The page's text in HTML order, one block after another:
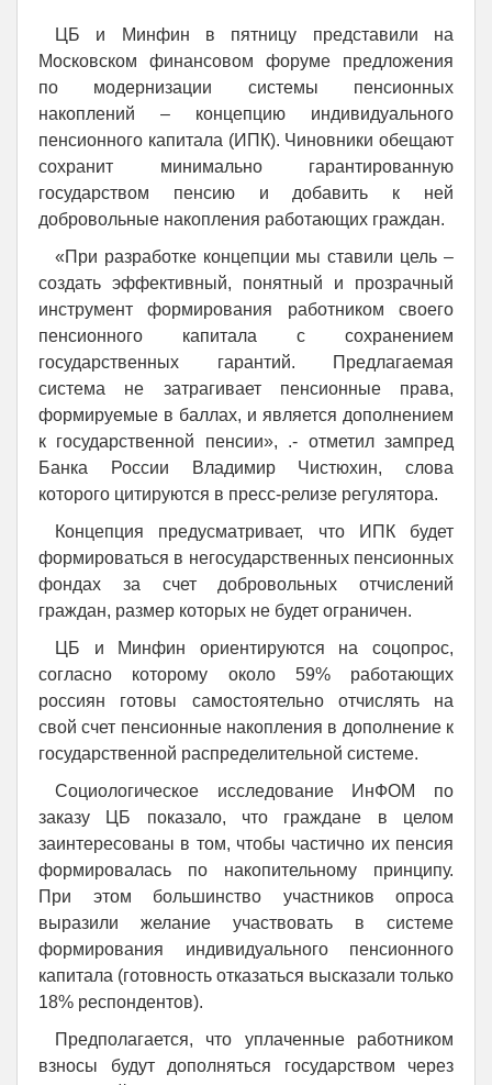
ЦБ и Минфин в пятницу представили на
Московском финансовом форуме предложения
по модернизации системы пенсионных
накоплений – концепцию индивидуального
пенсионного капитала (ИПК). Чиновники обещают
сохранит минимально гарантированную
государством пенсию и добавить к ней
добровольные накопления работающих граждан.
«При разработке концепции мы ставили цель –
создать эффективный, понятный и прозрачный
инструмент формирования работником своего
пенсионного капитала с сохранением
государственных гарантий. Предлагаемая
система не затрагивает пенсионные права,
формируемые в баллах, и является дополнением
к государственной пенсии», .- отметил зампред
Банка России Владимир Чистюхин, слова
которого цитируются в пресс-релизе регулятора.
Концепция предусматривает, что ИПК будет
формироваться в негосударственных пенсионных
фондах за счет добровольных отчислений
граждан, размер которых не будет ограничен.
ЦБ и Минфин ориентируются на соцопрос,
согласно которому около 59% работающих
россиян готовы самостоятельно отчислять на
свой счет пенсионные накопления в дополнение к
государственной распределительной системе.
Социологическое исследование ИнФОМ по
заказу ЦБ показало, что граждане в целом
заинтересованы в том, чтобы частично их пенсия
формировалась по накопительному принципу.
При этом большинство участников опроса
выразили желание участвовать в системе
формирования индивидуального пенсионного
капитала (готовность отказаться высказали только
18% респондентов).
Предполагается, что уплаченные работником
взносы будут дополняться государством через